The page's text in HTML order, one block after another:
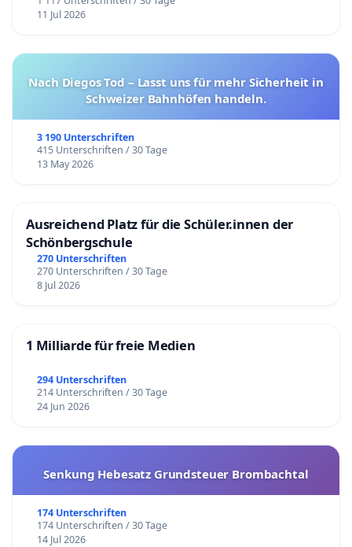
11 Jul 2026
Nach Diegos Tod – Lasst uns für mehr Sicherheit in
Schweizer Bahnhöfen handeln.
3 190 Unterschriften
415 Unterschriften / 30 Tage
13 May 2026
Ausreichend Platz für die Schüler.innen der
Schönbergschule
270 Unterschriften
270 Unterschriften / 30 Tage
8 Jul 2026
1 Milliarde für freie Medien
294 Unterschriften
214 Unterschriften / 30 Tage
24 Jun 2026
Senkung Hebesatz Grundsteuer Brombachtal
174 Unterschriften
174 Unterschriften / 30 Tage
14 Jul 2026